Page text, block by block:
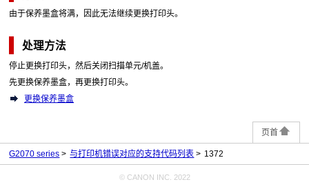
由于保养墨盒将满，因此无法继续更换打印头。
处理方法
停止更换打印头，然后关闭扫描单元/机盖。
先更换保养墨盒，再更换打印头。
更换保养墨盒
页首
G2070 series 与打印机错误对应的支持代码列表 1372
© CANON INC. 2022